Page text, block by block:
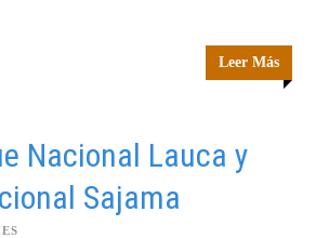
Leer Más
Nacional Lauca y
Sajama